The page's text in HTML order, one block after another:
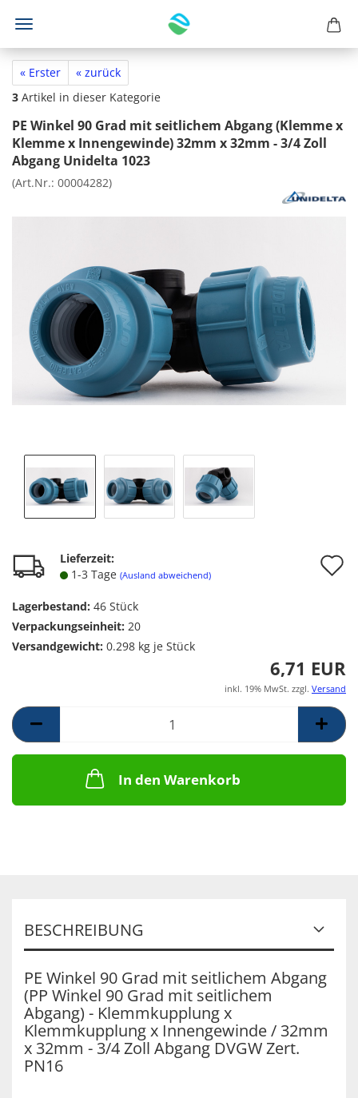
« Erster
« zurück
3 Artikel in dieser Kategorie
PE Winkel 90 Grad mit seitlichem Abgang (Klemme x
Klemme x Innengewinde) 32mm x 32mm - 3/4 Zoll
Abgang Unidelta 1023
(Art.Nr.: 00004282)
Lieferzeit:
1-3 Tage (Ausland abweichend)
Lagerbestand: 46 Stück
Verpackungseinheit: 20
Versandgewicht: 0.298 kg je Stück
6,71 EUR
inkl. 19% MwSt. zzgl. Versand
In den Warenkorb
BESCHREIBUNG
PE Winkel 90 Grad mit seitlichem Abgang
(PP Winkel 90 Grad mit seitlichem
Abgang) - Klemmkupplung x
Klemmkupplung x Innengewinde / 32mm
x 32mm - 3/4 Zoll Abgang DVGW Zert.
PN16